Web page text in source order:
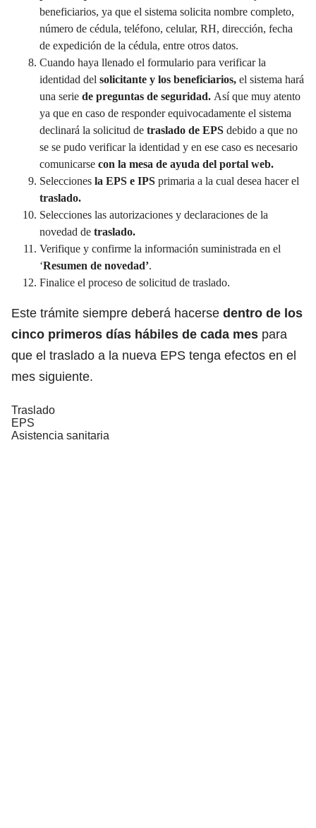
beneficiarios, ya que el sistema solicita nombre completo,
número de cédula, teléfono, celular, RH, dirección, fecha
de expedición de la cédula, entre otros datos.
Cuando haya llenado el formulario para verificar la
identidad del solicitante y los beneficiarios, el sistema hará
una serie de preguntas de seguridad. Así que muy atento
ya que en caso de responder equivocadamente el sistema
declinará la solicitud de traslado de EPS debido a que no
se se pudo verificar la identidad y en ese caso es necesario
comunicarse con la mesa de ayuda del portal web.
Selecciones la EPS e IPS primaria a la cual desea hacer el
traslado.
Selecciones las autorizaciones y declaraciones de la
novedad de traslado.
Verifique y confirme la información suministrada en el
‘Resumen de novedad’.
Finalice el proceso de solicitud de traslado.
Este trámite siempre deberá hacerse dentro de los
cinco primeros días hábiles de cada mes para
que el traslado a la nueva EPS tenga efectos en el
mes siguiente.
Traslado
EPS
Asistencia sanitaria